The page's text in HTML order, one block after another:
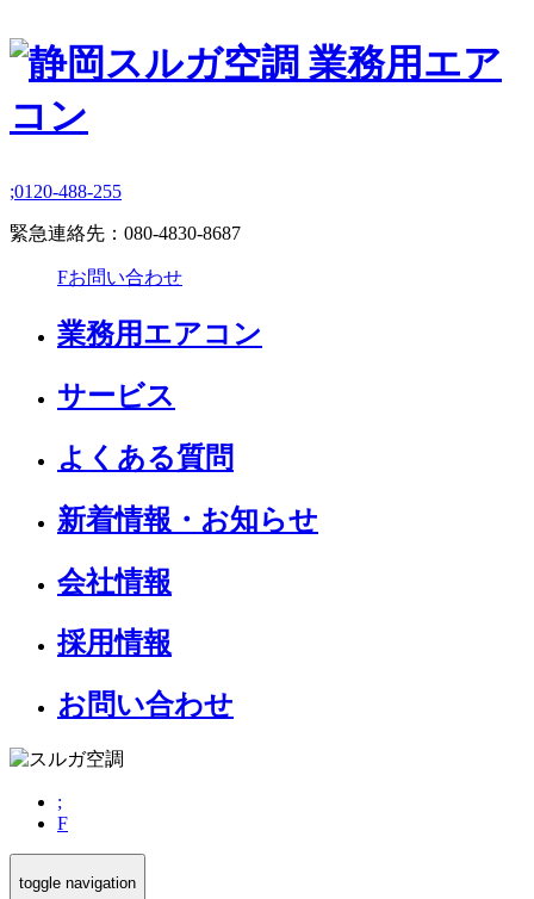
;0120-488-255
緊急連絡先： 080-4830-8687
Fお問い合わせ
業務用エアコン
サービス
よくある質問
新着情報・お知らせ
会社情報
採用情報
お問い合わせ
;
F
toggle navigation